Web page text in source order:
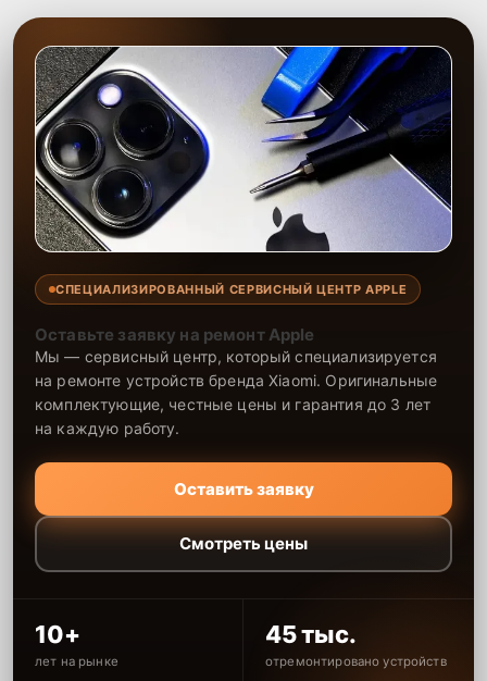
устройства. Мы обеспечиваем качественную поддержку, чтобы
ваша техника работала без перебоев.
СПЕЦИАЛИЗИРОВАННЫЙ СЕРВИСНЫЙ ЦЕНТР APPLE
Оставьте заявку на ремонт Apple
Мы — сервисный центр, который специализируется
на ремонте устройств бренда Xiaomi. Оригинальные
комплектующие, честные цены и гарантия до 3 лет
на каждую работу.
Оставить заявку
Смотреть цены
10+
лет на рынке
45 тыс.
отремонтировано устройств